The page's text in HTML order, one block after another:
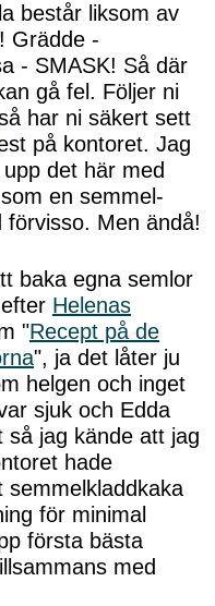
består liksom av
Grädde -
- SMASK! Så där
gå fel. Följer ni
har ni säkert sett
på kontoret. Jag
det här med
en semmel-
förvisso. Men ändå!
baka egna semlor
Helenas
"Recept på de
", ja det låter ju
helgen och inget
sjuk och Edda
så jag kände att jag
hade
för minimal
första bästa
med